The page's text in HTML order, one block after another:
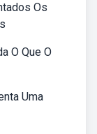
Os
O Que O
Uma